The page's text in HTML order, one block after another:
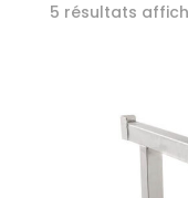
5 résultats